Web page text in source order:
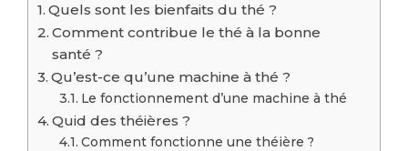
Quels sont les bienfaits du thé ?
Comment contribue le thé à la bonne
santé ?
Qu’est-ce qu’une machine à thé ?
Le fonctionnement d’une machine à thé
Quid des théières ?
Comment fonctionne une théière ?